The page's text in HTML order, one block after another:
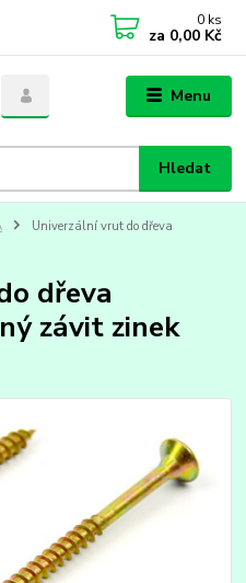
Menu
Hledat
0 ks
za 0,00 Kč
Univerzální vrut do dřeva
dřeva
závit zinek